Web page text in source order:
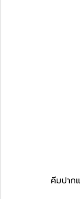
คีมปาก